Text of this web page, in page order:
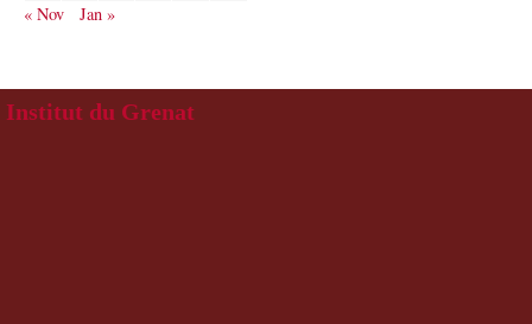
« Nov Jan »
Institut du Grenat